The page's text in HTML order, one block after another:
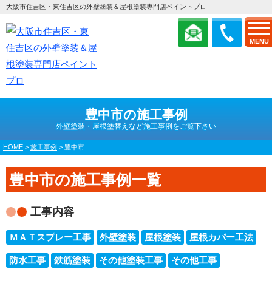
MENU
大阪市住吉区・東住吉区の外壁塗装＆屋根塗装専門店ペイントプロ
豊中市の施工事例
外壁塗装・屋根塗替えなど施工事例をご覧下さい
HOME > 施工事例 > 豊中市
豊中市の施工事例一覧
工事内容
ＭＡＴスプレー工事 外壁塗装 屋根塗装 屋根カバー工法
防水工事 鉄筋塗装 その他塗装工事 その他工事